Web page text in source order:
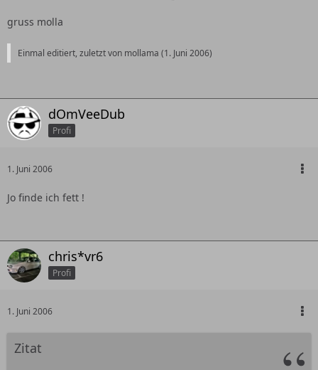
gruss molla
Einmal editiert, zuletzt von mollama (1. Juni 2006)
dOmVeeDub
Profi
1. Juni 2006
Jo finde ich fett !
chris*vr6
Profi
1. Juni 2006
Zitat